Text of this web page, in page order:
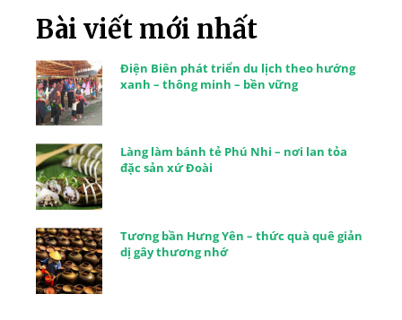
Bài viết mới nhất
Điện Biên phát triển du lịch theo hướng
xanh – thông minh – bền vững
Làng làm bánh tẻ Phú Nhi – nơi lan tỏa
đặc sản xứ Đoài
Tương bần Hưng Yên – thức quà quê giản
dị gây thương nhớ